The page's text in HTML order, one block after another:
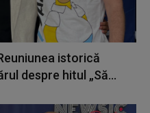
istorică
despre hitul „Să...